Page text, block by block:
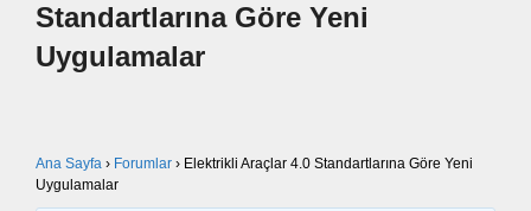
Standartlarına Göre Yeni
Uygulamalar
Ana Sayfa › Forumlar › Elektrikli Araçlar 4.0 Standartlarına Göre Yeni
Uygulamalar